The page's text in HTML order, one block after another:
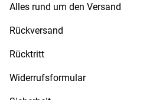
Alles rund um den Versand
Rückversand
Rücktritt
Widerrufsformular